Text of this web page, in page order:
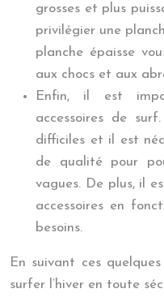
grosses et plus
privilégier une
planche épaisse
aux chocs et aux
Enfin, il est
accessoires de
difficiles et il est
de qualité pour
vagues. De plus, il
accessoires en
besoins.
En suivant ces
surfer l’hiver en toute